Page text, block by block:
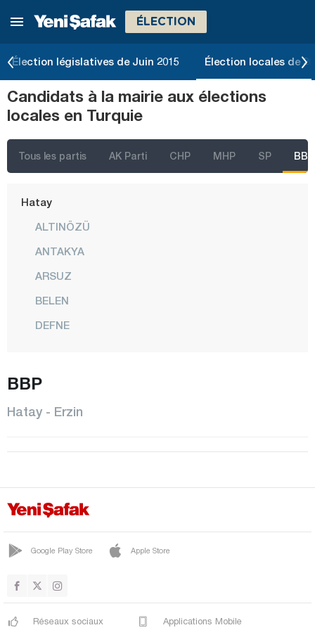
ÉLECTION
Élection législatives de Juin 2015 Élection locales de
Candidats à la mairie aux élections
locales en Turquie
Tous les partis AK Parti CHP MHP SP BBP
Erzincan
Gaziantep
Giresun
Hakkari
Hatay
ALTINÖZÜ
ANTAKYA
ARSUZ
BELEN
DEFNE
ERZİN
HASSA
KIRIKHAN
PAYAS
SAMANDAĞ
Iğdır
Isparta
BBP
Hatay - Erzin
Google Play Store Apple Store
Réseaux sociaux Applications Mobile